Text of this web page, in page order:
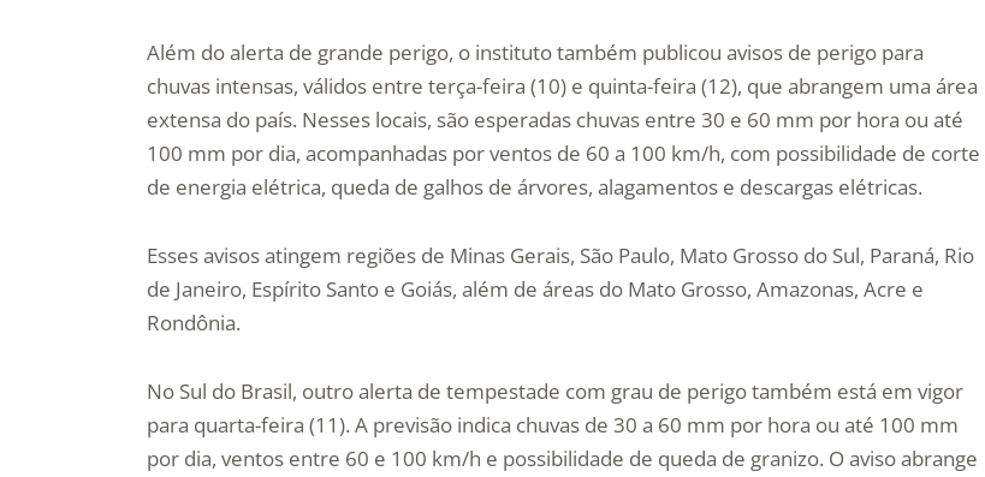
Além do alerta de grande perigo, o instituto também publicou avisos de perigo para
chuvas intensas, válidos entre terça-feira (10) e quinta-feira (12), que abrangem uma área
extensa do país. Nesses locais, são esperadas chuvas entre 30 e 60 mm por hora ou até
100 mm por dia, acompanhadas por ventos de 60 a 100 km/h, com possibilidade de corte
de energia elétrica, queda de galhos de árvores, alagamentos e descargas elétricas.
Esses avisos atingem regiões de Minas Gerais, São Paulo, Mato Grosso do Sul, Paraná, Rio
de Janeiro, Espírito Santo e Goiás, além de áreas do Mato Grosso, Amazonas, Acre e
Rondônia.
No Sul do Brasil, outro alerta de tempestade com grau de perigo também está em vigor
para quarta-feira (11). A previsão indica chuvas de 30 a 60 mm por hora ou até 100 mm
por dia, ventos entre 60 e 100 km/h e possibilidade de queda de granizo. O aviso abrange